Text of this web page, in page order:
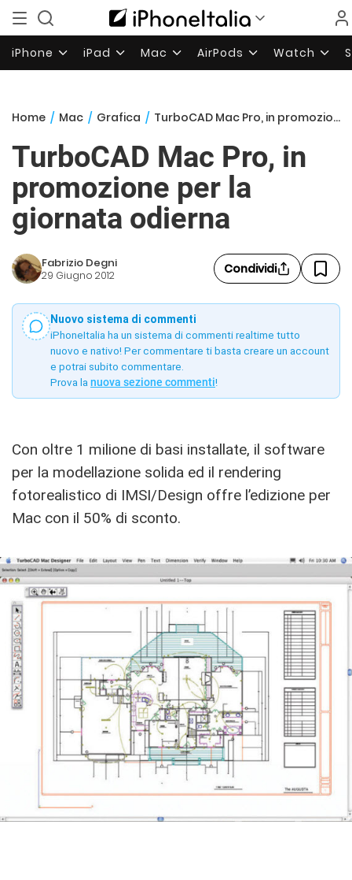
iPhone iPad Mac AirPods Watch
Home / Mac / Grafica / TurboCAD Mac Pro, in promozione per la giornata odierna
TurboCAD Mac Pro, in
promozione per la
giornata odierna
Fabrizio Degni
29 Giugno 2012 Condividi
Nuovo sistema di commenti
iPhoneItalia ha un sistema di commenti realtime tutto
nuovo e nativo! Per commentare ti basta creare un account
e potrai subito commentare.
Prova la nuova sezione commenti!
Con oltre 1 milione di basi installate, il software
per la modellazione solida ed il rendering
fotorealistico di IMSI/Design offre l’edizione per
Mac con il 50% di sconto.